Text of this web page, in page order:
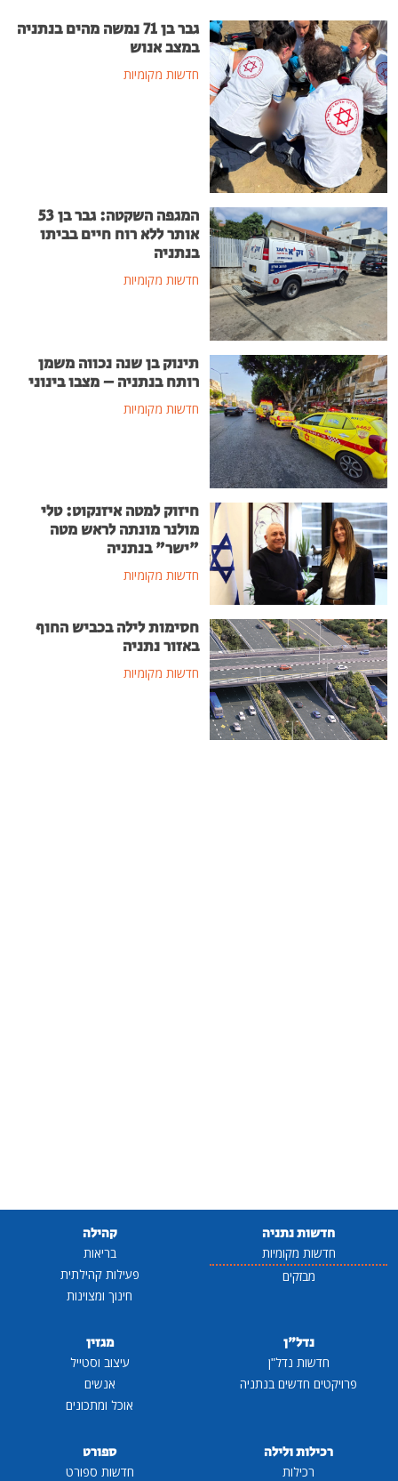
גבר בן 71 נמשה מהים בנתניה
במצב אנוש
חדשות מקומיות
המגפה השקטה: גבר בן 53
אותר ללא רוח חיים בביתו
בנתניה
חדשות מקומיות
תינוק בן שנה נכווה משמן
רותח בנתניה – מצבו בינוני
חדשות מקומיות
חיזוק למטה איזנקוט: טלי
מולנר מונתה לראש מטה
"ישר" בנתניה
חדשות מקומיות
חסימות לילה בכביש החוף
באזור נתניה
חדשות מקומיות
חדשות נתניה
חדשות מקומיות
מבזקים
קהילה
בריאות
פעילות קהילתית
חינוך ומצוינות
נדל"ן
חדשות נדל"ן
פרויקטים חדשים בנתניה
מגזין
עיצוב וסטייל
אנשים
אוכל ומתכונים
רכילות ולילה
רכילות
ספורט
חדשות ספורט